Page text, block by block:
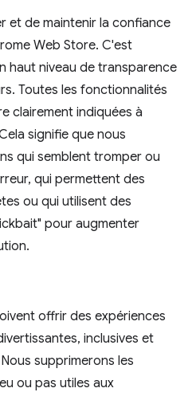
et de maintenir la confiance
Web Store. C'est
haut niveau de transparence
Toutes les fonctionnalités
clairement indiquées à
signifie que nous
qui semblent tromper ou
qui permettent des
ou qui utilisent des
pour augmenter
offrir des expériences
inclusives et
supprimerons les
ou pas utiles aux